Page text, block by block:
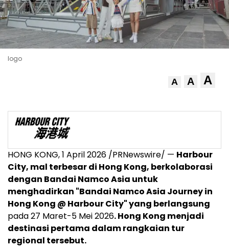
logo
A A A
HONG KONG, 1 April 2026 /PRNewswire/ — Harbour
City, mal terbesar di Hong Kong, berkolaborasi
dengan Bandai Namco Asia untuk
menghadirkan "Bandai Namco Asia Journey in
Hong Kong @ Harbour City" yang berlangsung
pada 27 Maret-5 Mei 2026. Hong Kong menjadi
destinasi pertama dalam rangkaian tur
regional tersebut.